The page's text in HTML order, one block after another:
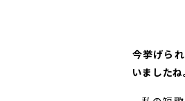
――今挙げ
いましたね